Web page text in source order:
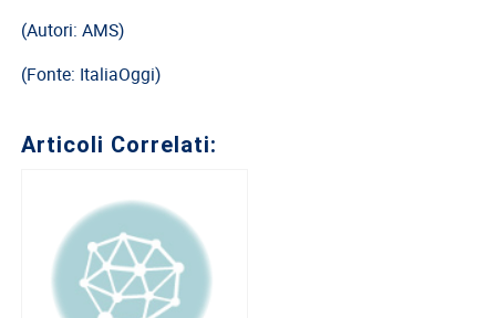
(Autori: AMS)
(Fonte: ItaliaOggi)
Articoli Correlati: